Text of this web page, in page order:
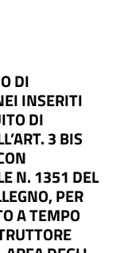
DI
INSERITI
DI
3 BIS
N. 1351 DEL
PER
A TEMPO